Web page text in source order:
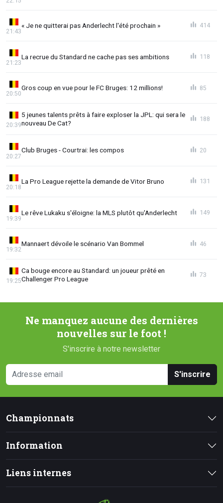
« Je ne quitterai pas Anderlecht l'été prochain »
21:43
414
La recrue du Standard ne cache pas ses ambitions
21:23
118
Gros coup en vue pour le FC Bruges: 12 millions!
20:50
85
5 jeunes talents prêts à faire exploser la JPL: qui sera le
nouveau De Cat?
20:39
188
Club Bruges - Courtrai: les compos
20:27
20
La Pro League rejette la demande de Vitor Bruno
20:18
131
Le rêve Lukaku s'éloigne: la MLS plutôt qu'Anderlecht
19:39
149
Mannaert dévoile le scénario Van Bommel
19:32
46
Ca bouge encore au Standard: un joueur prêté en
Challenger Pro League
19:25
73
Ne manquez aucune des dernières
nouvelles sur le foot !
S'inscrire à notre newsletter
S'inscrire
Championnats
Information
Liens internes